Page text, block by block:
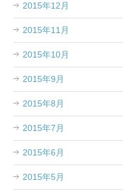
2015年12月
2015年11月
2015年10月
2015年9月
2015年8月
2015年7月
2015年6月
2015年5月